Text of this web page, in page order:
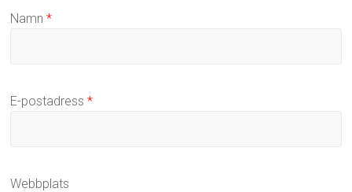
Namn*
E-postadress*
Webbplats